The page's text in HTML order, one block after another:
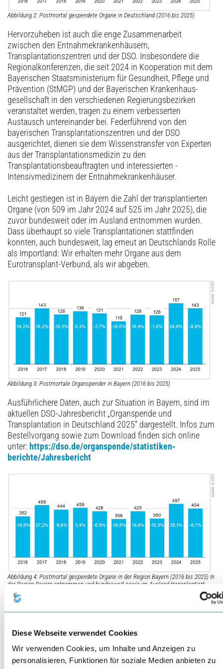
Diese Webseite verwendet Cookies
Wir verwenden Cookies, um Inhalte und Anzeigen zu
personalisieren, Funktionen für soziale Medien anbieten zu
Abbildung 2: Postmortal gespendete Organe in Deutschland (2016 bis 2025)
Hervorzuheben ist auch die enge Zusammenarbeit
zwischen den Entnahmekrankenhäusern,
Transplantationszentren und der DSO. Insbesondere die
Regionalkonferenzen, die seit 2024 in Kooperation mit dem
Bayerischen Staatsministerium für Gesundheit, Pflege und
Prävention (StMGP) und der Bayerischen Krankenhaus­
gesellschaft in den verschiedenen Regierungsbezirken
veranstaltet werden, tragen zu einem verbesserten
Austausch untereinander bei. ­Federführend von den
bayerischen Transplantationszentren und der DSO
ausgerichtet, dienen sie dem Wissenstransfer von Experten
aus der Transplantationsmedizin zu den
Transplantationsbeauftragten und interessierten ­
Intensivmedizinern der Entnahmekrankenhäuser.
Leicht gestiegen ist in Bayern die Zahl der transplantierten
Organe (von 509 im Jahr 2024 auf 525 im Jahr 2025), die
zuvor bundesweit oder im Ausland entnommen wurden.
Dass überhaupt so viele Transplantationen stattfinden
konnten, auch bundesweit, lag erneut an Deutschlands Rolle
als Importland: Wir erhalten mehr Organe aus dem
Eurotransplant-Verbund, als wir abgeben.
Abbildung 3: Postmortale Organspender in Bayern (2016 bis 2025)
Ausführlichere Daten, auch zur Situation in Bayern, sind im
aktuellen DSO-Jahresbericht „Organspende und
Transplantation in Deutschland 2025“ dargestellt. Infos zum
Bestellvorgang sowie zum Download finden sich online
unter: https://dso.de/organspende/­statistiken-
berichte/Jahres­bericht
Abbildung 4: Postmortal gespendete Organe in der Region Bayern (2016 bis 2025) In
der Region Bayern entnommen und bundesweit sowie im Ausland transplantiert
In den ersten vier Monaten des laufenden Jahres gab es
im Vergleichszeitraum 2024 waren es 341. In Bayern
scheint sich die Situation der Organspende zu erholen: